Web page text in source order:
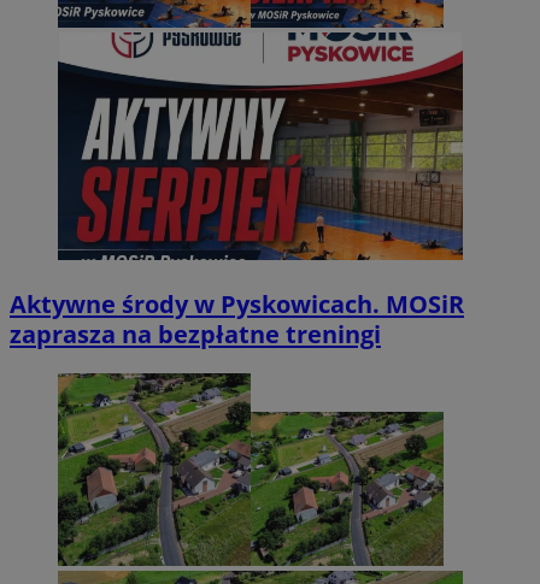
Aktywne środy w Pyskowicach. MOSiR
zaprasza na bezpłatne treningi